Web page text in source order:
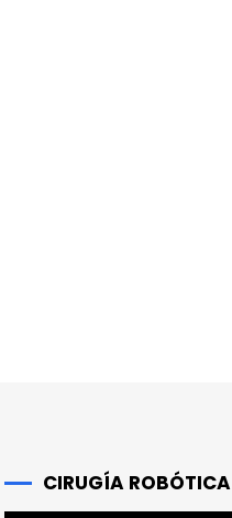
CIRUGÍA ROBÓTICA